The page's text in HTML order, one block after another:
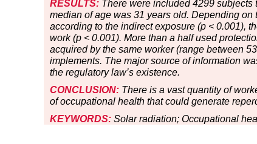
RESULTS: There were included 4299
median of age was 31 years old. Depending
according to the indirect exposure (p < 0.001),
work (p < 0.001). More than a half used
acquired by the same worker (range between
implements. The major source of information
the regulatory law’s existence.
CONCLUSION: There is a vast quantity of
of occupational health that could generate
KEYWORDS: Solar radiation; Occupational